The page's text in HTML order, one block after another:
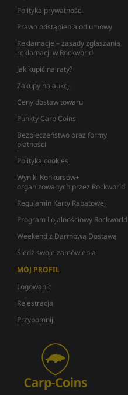
Polityka prywatności
Prawo odstąpienia od umowy
Reklamacje – zasady zgłaszania
reklamacji w Rockworld
Jak kupić na raty?
Zakupy na aukcji
Ceny dostaw towaru
Punkty Carp Coins
Bezpieczeństwo oraz formy
płatności
Polityka cookies
Wyniki Konkursów+
organizowanych przez Rockworld
Regulamin Karty Rabatowej
Program Lojalnościowy Rockworld
Weekend z Darmową Dostawą
Śledź swoje zamówienia
MÓJ PROFIL
Logowanie
Rejestracja
Przypomnij